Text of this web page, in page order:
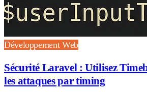
Développement Web
Sécurité Laravel : Utilisez
les attaques par timing